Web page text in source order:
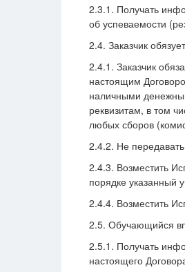
2.3.1. Получать
об успеваемости
2.4. Заказчик
2.4.1. Заказчик
настоящим
наличными
реквизитам, в том
любых сборов
2.4.2. Не
2.4.3. Возместить
порядке указанный
2.4.4. Возместить
2.5. Обучающийся
2.5.1. Получать
настоящего